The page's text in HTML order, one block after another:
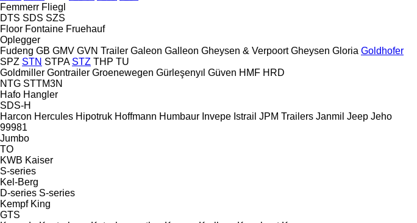
Femmerr Fliegl
DTS SDS SZS
Floor Fontaine Fruehauf
Oplegger
Fudeng GB GMV GVN Trailer Galeon Galleon Gheysen & Verpoort Gheysen Gloria Goldhofer
SPZ STN STPA STZ THP TU
Goldmiller Gontrailer Groenewegen Gürleşenyıl Güven HMF HRD
NTG STTM3N
Hafo Hangler
SDS-H
Harcon Hercules Hipotruk Hoffmann Humbaur Invepe Istrail JPM Trailers Janmil Jeep Jeho
99981
Jumbo
TO
KWB Kaiser
S-series
Kel-Berg
D-series S-series
Kempf King
GTS